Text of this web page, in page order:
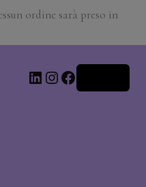
ordine sarà preso in
LinkedIn
Instagram
Facebook